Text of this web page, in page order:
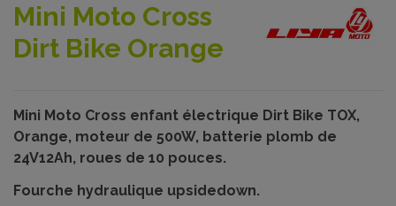
Mini Moto Cross
Dirt Bike Orange
Mini Moto Cross enfant électrique Dirt Bike TOX,
Orange, moteur de 500W, batterie plomb de
24V12Ah, roues de 10 pouces.
Fourche hydraulique upsidedown.